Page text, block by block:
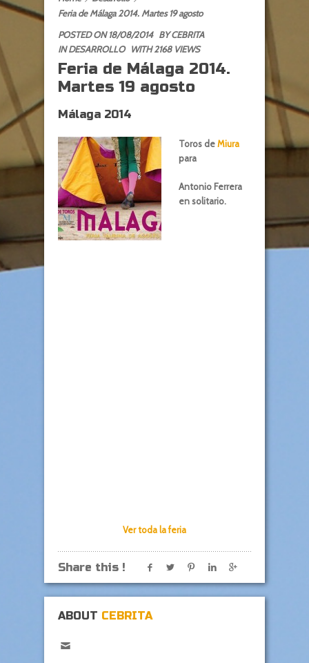
Feria de Málaga 2014. Martes 19 agosto
POSTED ON 18/08/2014 BYCEBRITA
INDESARROLLO WITH 2168 VIEWS
Feria de Málaga 2014.
Martes 19 agosto
Málaga 2014
Toros deMiura
para
Antonio Ferrera
en solitario.
Ver toda la feria
Share this !
ABOUT CEBRITA